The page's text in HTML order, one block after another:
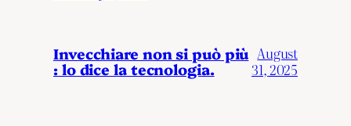
Invecchiare non si può più
: lo dice la tecnologia.
August
31, 2025